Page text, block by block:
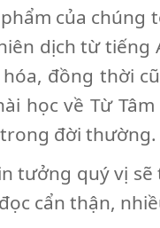
của chúng
dịch từ tiếng
đồng thời
học về Từ
đời thường.
tưởng quý vị sẽ
cẩn thận,